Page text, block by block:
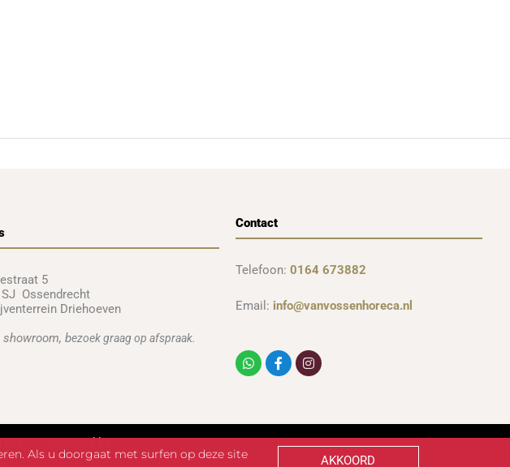
5
SJ Ossendrecht
Driehoeven
showroom, bezoek graag op afspraak.
Contact
Telefoon: 0164 673882
Email: info@vanvossenhoreca.nl
WhatsappFacebook-
f
Instagram
| powered by
Als u doorgaat met surfen op deze site
AKKOORD